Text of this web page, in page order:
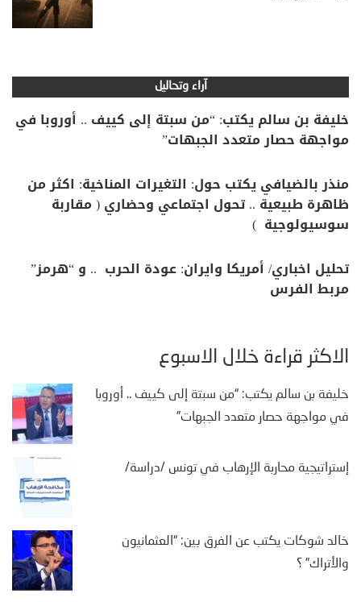
آراء وتحاليل
خليفة بن سالم يكتب: “من سبتة إلى كييف .. أوروبا في
مواجهة حصار متعدد الجبهات”
منذر بالضيافي يكتب حول: التغيرات المناخية: اكثر من
ظاهرة طبيعية .. تحول اجتماعي وحضاري ( مقاربة
سوسيولوجية )
تحليل اخباري/ أمريكا وايران: عودة الحرب .. و “هرمز”
مربط الفرس
الأكثر قراءة خلال الأسبوع
خليفة بن سالم يكتب: “من سبتة إلى كييف .. أوروبا
في مواجهة حصار متعدد الجبهات”
إستراتيجية محاربة الإرهاب في تونس /دراسة/
خالد شوكات يكتب عن الفرق بين: “العثمانيون
والأتراك” ؟